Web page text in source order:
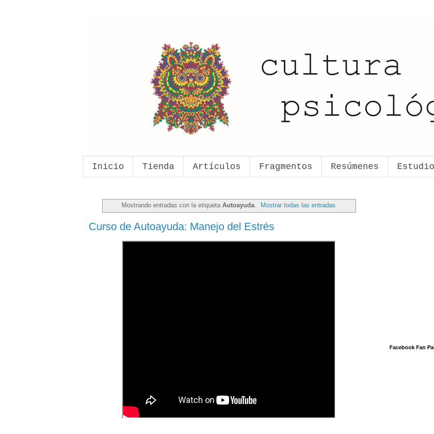
Inicio Tienda Artículos Fragmentos Resúmenes
Mostrando entradas con la etiqueta Autoayuda. Mostrar todas las entradas
Curso de Autoayuda: Manejo del Estrés
Facebook Fan